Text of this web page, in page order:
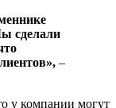
сделали
–
у компании могут